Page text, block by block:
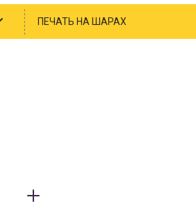
ПЕЧАТЬ НА ШАРАХ